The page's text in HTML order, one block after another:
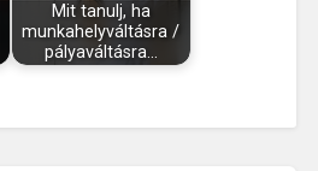
Mit tanulj, ha
munkahelyváltásra /
pályaváltásra…